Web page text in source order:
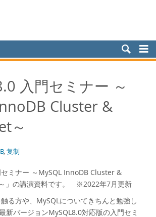
入門セミナー ～
Cluster &
～
,复制
セミナー ～MySQL InnoDB Cluster &
」の講演資料です。 ※2022年7月更新
る方や、MySQLについてきちんと勉強し
新バージョンMySQL8.0対応版の入門セミ